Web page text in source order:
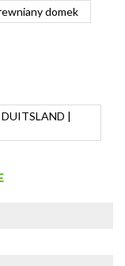
domek
|